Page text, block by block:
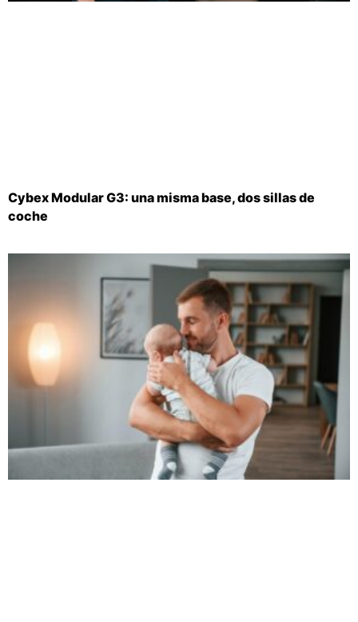
Cybex Modular G3: una misma base, dos sillas de
coche